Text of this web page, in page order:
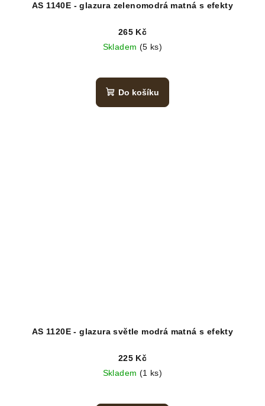
AS 1140E - glazura zelenomodrá matná s efekty
265 Kč
Skladem (5 ks)
Do košíku
AS 1120E - glazura světle modrá matná s efekty
225 Kč
Skladem (1 ks)